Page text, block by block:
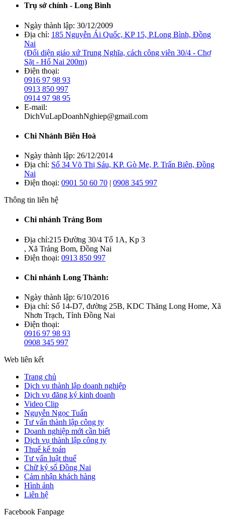
Trụ sở chính - Long Bình
Ngày thành lập: 30/12/2009
Địa chỉ: 185 Nguyễn Ái Quốc, KP 15, P.Long Bình, Đồng
Nai
(Đối diện giáo xứ Trung Nghĩa, cách công viên 30/4 - Chợ
Sặt - Hố Nai 200m)
Điện thoại:
0916 97 98 93
0913 850 997
0914 97 98 95
E-mail:
DichVuLapDoanhNghiep@gmail.com
Chi Nhánh Biên Hoà
Ngày thành lập: 26/12/2014
Địa chỉ: Số 34 Võ Thị Sáu, KP. Gò Me, P. Trấn Biên, Đồng
Nai
Điện thoại: 0901 50 60 70 | 0908 345 997
Thông tin liên hệ
Chi nhánh Trảng Bom
Địa chỉ:215 Đường 30/4 Tổ 1A, Kp 3
, Xã Trảng Bom, Đồng Nai
Điện thoại: 0913 850 997
Chi nhánh Long Thành:
Ngày thành lập: 6/10/2016
Địa chỉ: Số 14-D7, đường 25B, KDC Thăng Long Home, Xã
Nhơn Trạch, Tỉnh Đồng Nai
Điện thoại:
0916 97 98 93
0908 345 997
Web liên kết
Trang chủ
Dịch vụ thành lập doanh nghiệp
Dịch vụ đăng ký kinh doanh
Video Clip
Nguyễn Ngọc Tuấn
Tư vấn thành lập công ty
Doanh nghiệp mới cần biết
Dịch vụ thành lập công ty
Thuế kế toán
Tư vấn luật thuế
Chữ ký số Đồng Nai
Cảm nhận khách hàng
Hình ảnh
Liên hệ
Facebook Fanpage